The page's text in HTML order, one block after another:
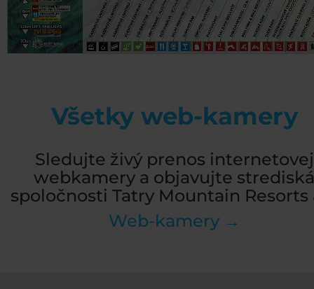
Všetky web-kamery
Sledujte živý prenos internetovej
webkamery a objavujte strediská
spoločnosti Tatry Mountain Resorts
Web-kamery →